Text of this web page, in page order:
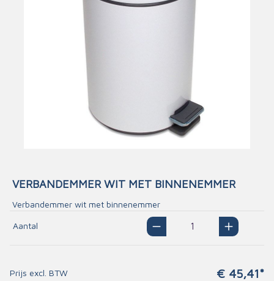
VERBANDEMMER WIT MET BINNENEMMER
Verbandemmer wit met binnenemmer
Aantal
Prijs excl. BTW € 45,41*